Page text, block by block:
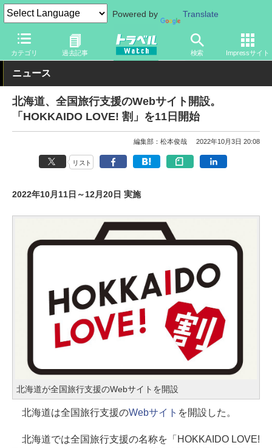
Powered by Translate
カテゴリ 過去記事 検索 Impressサイト
トラベル Watch 地域 国内旅行 北海道
ニュース
北海道、全国旅行支援のWebサイト開設。
「HOKKAIDO LOVE! 割」を11日開始
編集部：松本俊哉 2022年10月3日 20:08
リスト
2022年10月11日～12月20日 実施
北海道が全国旅行支援のWebサイトを開設
北海道は全国旅行支援のWebサイト を開設した。
北海道では全国旅行支援の名称を「HOKKAIDO LOVE!